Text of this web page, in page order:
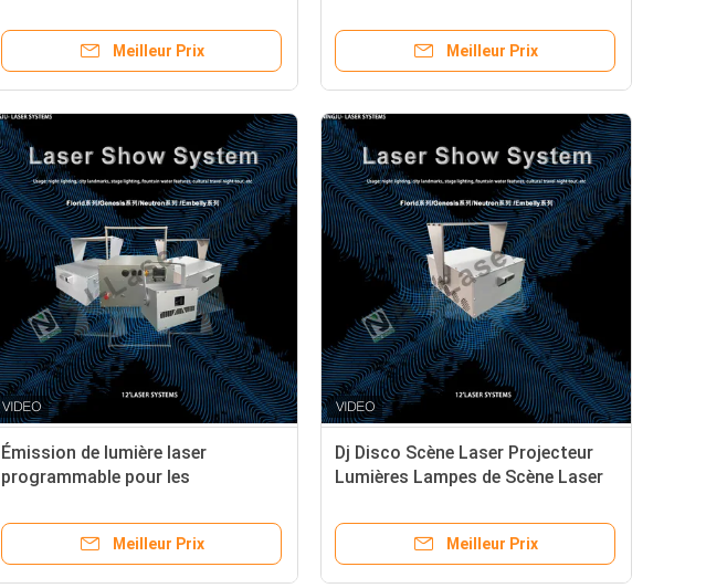
Meilleur Prix
commerciale Lumières de scène
laser Pour la fête de disco Club
Meilleur Prix
Émission de lumière laser
programmable pour les
Stade Musique de Noël
Meilleur Prix
Dj Disco Scène Laser Projecteur
Lumières Lampes de Scène Laser
Meilleur Prix